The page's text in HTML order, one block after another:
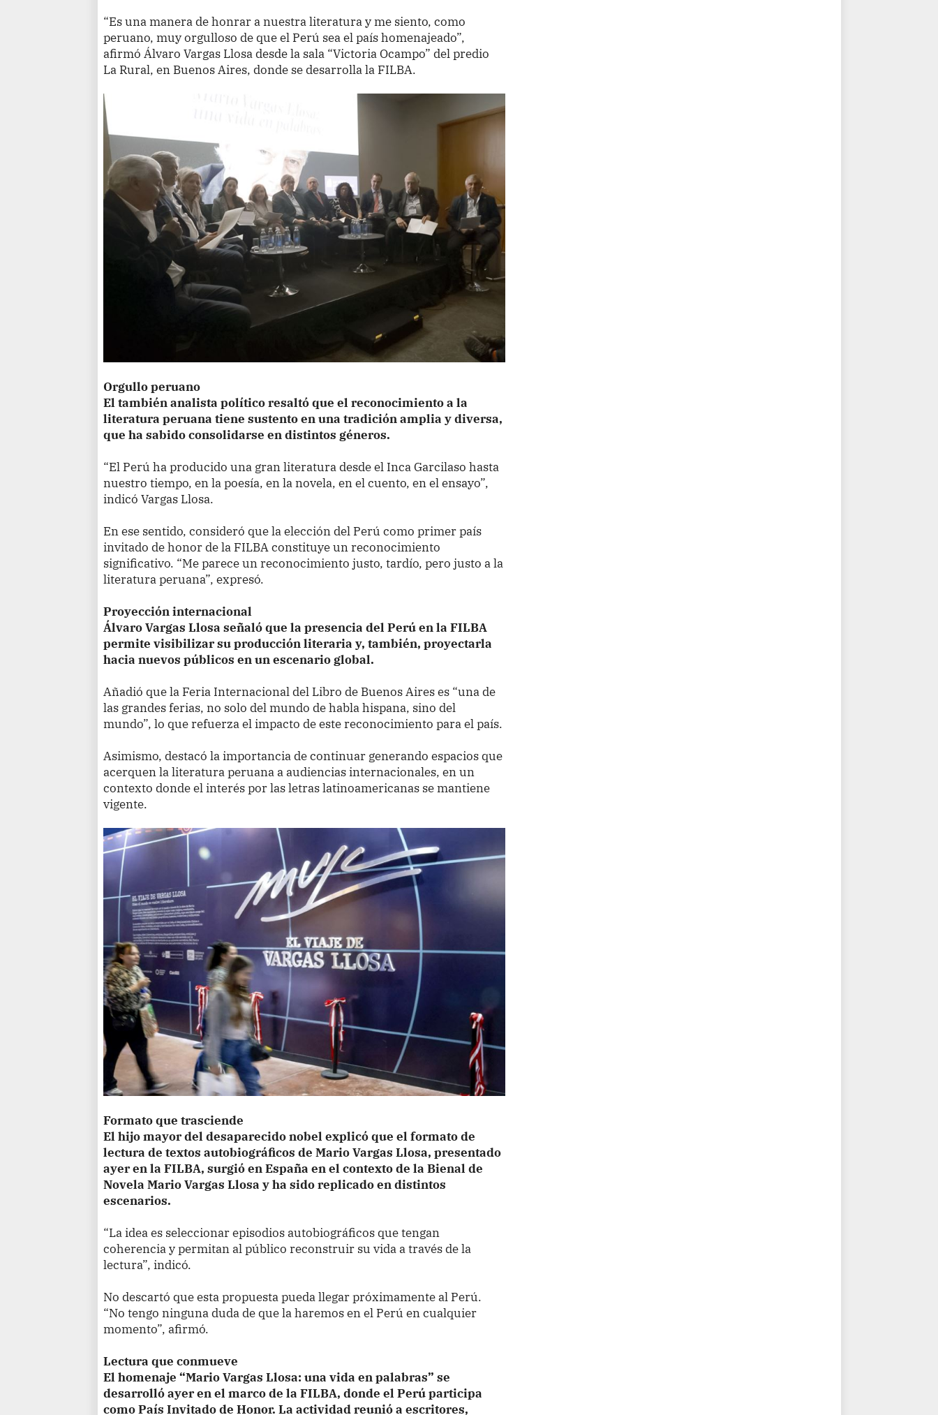
“Es una manera de honrar a nuestra literatura y me siento, como
peruano, muy orgulloso de que el Perú sea el país homenajeado”,
afirmó Álvaro Vargas Llosa desde la sala “Victoria Ocampo” del predio
La Rural, en Buenos Aires, donde se desarrolla la FILBA.
Orgullo peruano
El también analista político resaltó que el reconocimiento a la
literatura peruana tiene sustento en una tradición amplia y diversa,
que ha sabido consolidarse en distintos géneros.
“El Perú ha producido una gran literatura desde el Inca Garcilaso hasta
nuestro tiempo, en la poesía, en la novela, en el cuento, en el ensayo”,
indicó Vargas Llosa.
En ese sentido, consideró que la elección del Perú como primer país
invitado de honor de la FILBA constituye un reconocimiento
significativo. “Me parece un reconocimiento justo, tardío, pero justo a la
literatura peruana”, expresó.
Proyección internacional
Álvaro Vargas Llosa señaló que la presencia del Perú en la FILBA
permite visibilizar su producción literaria y, también, proyectarla
hacia nuevos públicos en un escenario global.
Añadió que la Feria Internacional del Libro de Buenos Aires es “una de
las grandes ferias, no solo del mundo de habla hispana, sino del
mundo”, lo que refuerza el impacto de este reconocimiento para el país.
Asimismo, destacó la importancia de continuar generando espacios que
acerquen la literatura peruana a audiencias internacionales, en un
contexto donde el interés por las letras latinoamericanas se mantiene
vigente.
Formato que trasciende
El hijo mayor del desaparecido nobel explicó que el formato de
lectura de textos autobiográficos de Mario Vargas Llosa, presentado
ayer en la FILBA, surgió en España en el contexto de la Bienal de
Novela Mario Vargas Llosa y ha sido replicado en distintos
escenarios.
“La idea es seleccionar episodios autobiográficos que tengan
coherencia y permitan al público reconstruir su vida a través de la
lectura”, indicó.
No descartó que esta propuesta pueda llegar próximamente al Perú.
“No tengo ninguna duda de que la haremos en el Perú en cualquier
momento”, afirmó.
Lectura que conmueve
El homenaje “Mario Vargas Llosa: una vida en palabras” se
desarrolló ayer en el marco de la FILBA, donde el Perú participa
como País Invitado de Honor. La actividad reunió a escritores,